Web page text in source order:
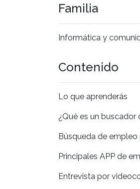
Familia
Informática y
Contenido
Lo que aprenderás
¿Qué es un
Búsqueda de empleo
Principales APP de
Entrevista por